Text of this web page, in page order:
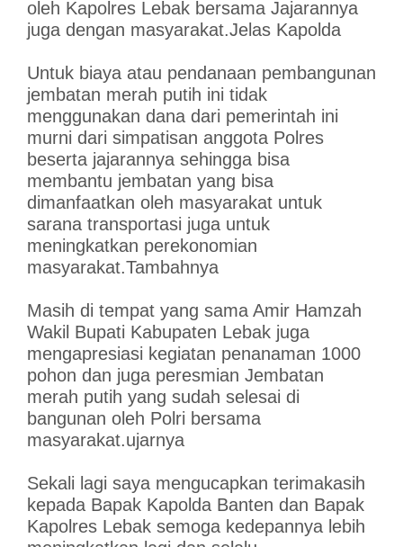
oleh Kapolres Lebak bersama Jajarannya
juga dengan masyarakat.Jelas Kapolda
Untuk biaya atau pendanaan pembangunan
jembatan merah putih ini tidak
menggunakan dana dari pemerintah ini
murni dari simpatisan anggota Polres
beserta jajarannya sehingga bisa
membantu jembatan yang bisa
dimanfaatkan oleh masyarakat untuk
sarana transportasi juga untuk
meningkatkan perekonomian
masyarakat.Tambahnya
Masih di tempat yang sama Amir Hamzah
Wakil Bupati Kabupaten Lebak juga
mengapresiasi kegiatan penanaman 1000
pohon dan juga peresmian Jembatan
merah putih yang sudah selesai di
bangunan oleh Polri bersama
masyarakat.ujarnya
Sekali lagi saya mengucapkan terimakasih
kepada Bapak Kapolda Banten dan Bapak
Kapolres Lebak semoga kedepannya lebih